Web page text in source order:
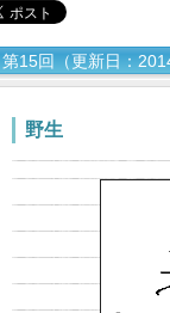
第15回（更新日：
野生